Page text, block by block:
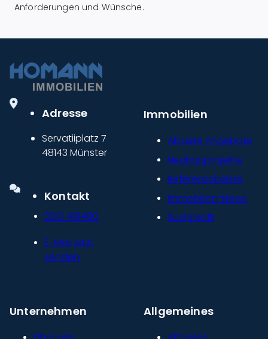
Anforderungen und Wünsche.
Adresse
Servatiiplatz 7
48143 Münster
Kontakt
0251 418480
E-Mail jetzt
senden
Immobilien
Aktuelle Angebote
Neubauprojekte
Referenzobjekte
Immobilien-News
Suchprofil
Unternehmen Allgemeines